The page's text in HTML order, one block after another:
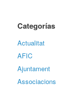
Categorías
Actualitat
AFIC
Ajuntament
Associacions